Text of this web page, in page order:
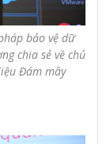
bảo vệ dữ
chia sẻ về chủ
Đám mây